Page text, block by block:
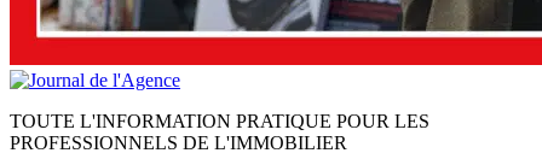
TOUTE L'INFORMATION PRATIQUE POUR LES
PROFESSIONNELS DE L'IMMOBILIER